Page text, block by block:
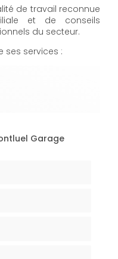
de travail reconnue
et de conseils
du secteur.
ses services :
Garage